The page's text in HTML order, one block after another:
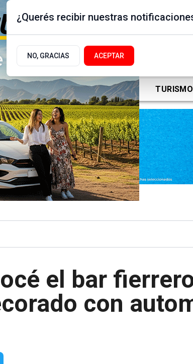
POLÍTICA DEPORTES TURISMO
el bar
con
¿Querés recibir nuestras
NO, GRACIAS ACEPTAR